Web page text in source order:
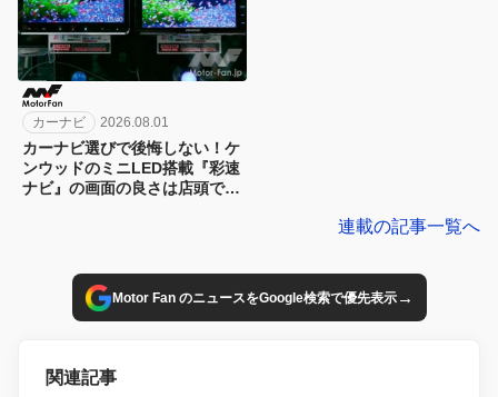
カーナビ 2026.08.01
カーナビ選びで後悔しない！ケ
ンウッドのミニLED搭載『彩速
ナビ』の画面の良さは店頭で一
連載の記事一覧へ
Motor Fan のニュースをGoogle検索で優先表示→
関連記事